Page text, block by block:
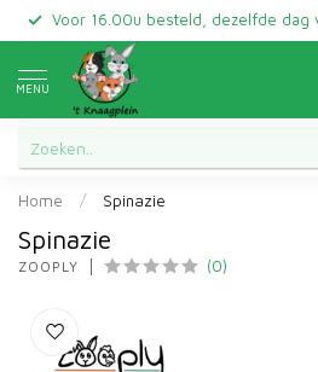
Voor 16.00u besteld, dezelfde dag
MENU
Home / Spinazie
Spinazie
ZOOPLY (0)